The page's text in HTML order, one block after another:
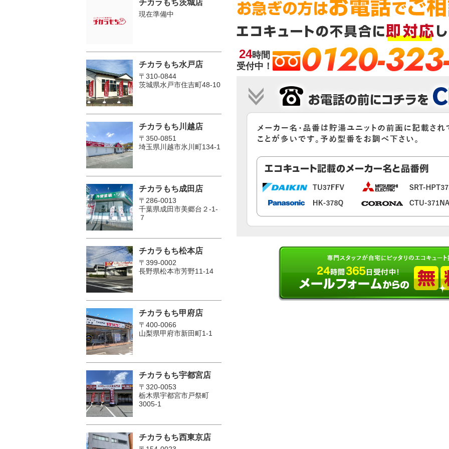
24時間
受付中！
0120-
チカラもち茨城店
現在準備中
チカラもち水戸店
〒310-0844
茨城県水戸市住吉町48-10
チカラもち川越店
〒350-0851
埼玉県川越市氷川町134-1
チカラもち成田店
〒286-0013
千葉県成田市美郷台２‐1‐
７
チカラもち松本店
〒399-0002
長野県松本市芳野11-14
チカラもち甲府店
〒400-0066
山梨県甲府市新田町1-1
チカラもち宇都宮店
〒320-0053
栃木県宇都宮市戸祭町
3005-1
チカラもち西東京店